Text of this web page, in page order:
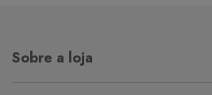
Sobre a loja